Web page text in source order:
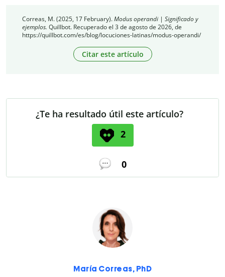
Correas, M. (2025, 17 February).Modus operandi | Significado y
ejemplos. Quillbot. Recuperado el 3 de agosto de 2026, de
https://quillbot.com/es/blog/locuciones-latinas/modus-operandi/
Citar este artículo
¿Te ha resultado útil este artículo?
2
0
María Correas, PhD